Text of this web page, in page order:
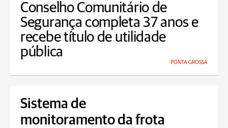
Conselho Comunitário de
Segurança completa 37 anos e
recebe título de utilidade
pública
PONTA GROSSA
Sistema de
monitoramento da frota